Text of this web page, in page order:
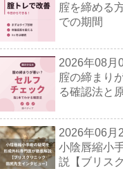
腟を締める
での期間
2026年08月
腟の締まり
る確認法と
2026年06月
小陰唇縮小
説【ブリス